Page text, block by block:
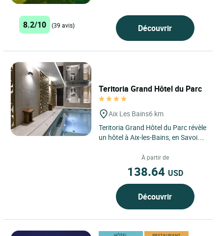
8.2/10 (39 avis) Découvrir
Teritoria Grand Hôtel du Parc
Aix Les Bains6 km
Teritoria Grand Hôtel du Parc révèle
un hôtel à Aix-les-Bains, en Savoie,
Rhône-Alpes,...À partir de
138.64 USD
Découvrir